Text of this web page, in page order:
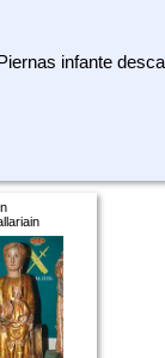
infante